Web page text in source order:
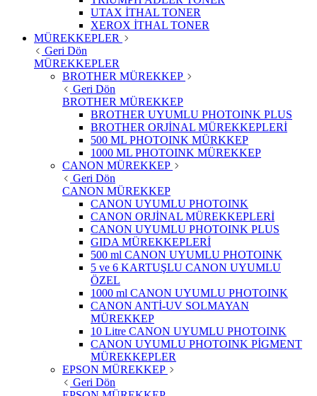
UTAX İTHAL TONER
XEROX İTHAL TONER
MÜREKKEPLER
Geri Dön
MÜREKKEPLER
BROTHER MÜREKKEP
Geri Dön
BROTHER MÜREKKEP
BROTHER UYUMLU PHOTOINK PLUS
BROTHER ORJİNAL MÜREKKEPLERİ
500 ML PHOTOINK MÜRKKEP
1000 ML PHOTOINK MÜREKKEP
CANON MÜREKKEP
Geri Dön
CANON MÜREKKEP
CANON UYUMLU PHOTOINK
CANON ORJİNAL MÜREKKEPLERİ
CANON UYUMLU PHOTOINK PLUS
GIDA MÜREKKEPLERİ
500 ml CANON UYUMLU PHOTOINK
5 ve 6 KARTUŞLU CANON UYUMLU
ÖZEL
1000 ml CANON UYUMLU PHOTOINK
CANON ANTİ-UV SOLMAYAN
MÜREKKEP
10 Litre CANON UYUMLU PHOTOINK
CANON UYUMLU PHOTOINK PİGMENT
MÜREKKEPLER
EPSON MÜREKKEP
Geri Dön